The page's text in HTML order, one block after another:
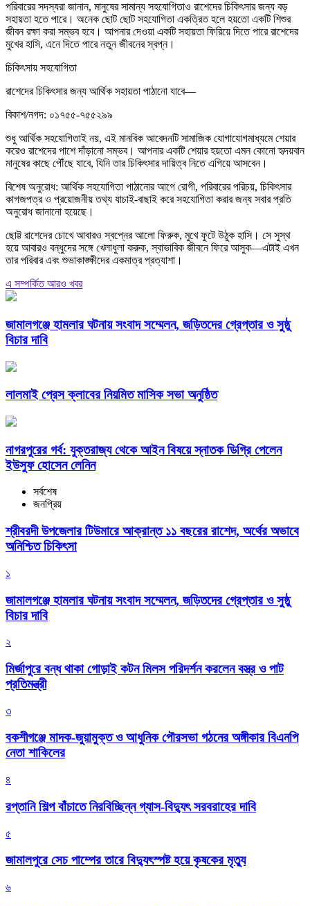
পরিবারের সদস্যরা জানান, মানুষের সামান্য সহযোগিতাও রাশেদের চিকিৎসার জন্য বড়
সহায়তা হতে পারে। অনেক ছোট ছোট সহযোগিতা একত্রিত হলে হয়তো একটি শিশুর
জীবন রক্ষা করা সম্ভব হবে। আপনার দেওয়া একটি সহায়তা ফিরিয়ে দিতে পারে রাশেদের
মুখের হাসি, এনে দিতে পারে নতুন জীবনের স্বপ্ন।
চিকিৎসায় সহযোগিতা
রাশেদের চিকিৎসার জন্য আর্থিক সহায়তা পাঠানো যাবে—
বিকাশ/নগদ: ০১৭৫৫-৭৫৫২৯৯
শুধু আর্থিক সহযোগিতাই নয়, এই মানবিক আবেদনটি সামাজিক যোগাযোগমাধ্যমে শেয়ার
করেও রাশেদের পাশে দাঁড়ানো সম্ভব। আপনার একটি শেয়ার হয়তো এমন কোনো হৃদয়বান
মানুষের কাছে পৌঁছে যাবে, যিনি তার চিকিৎসার দায়িত্ব নিতে এগিয়ে আসবেন।
বিশেষ অনুরোধ: আর্থিক সহযোগিতা পাঠানোর আগে রোগী, পরিবারের পরিচয়, চিকিৎসার
কাগজপত্র ও প্রয়োজনীয় তথ্য যাচাই-বাছাই করে সহযোগিতা করার জন্য সবার প্রতি
অনুরোধ জানানো হয়েছে।
ছোট্ট রাশেদের চোখে আবারও স্বপ্নের আলো ফিরুক, মুখে ফুটে উঠুক হাসি। সে সুস্থ
হয়ে আবারও বন্ধুদের সঙ্গে খেলাধুলা করুক, স্বাভাবিক জীবনে ফিরে আসুক—এটাই এখন
তার পরিবার এবং শুভাকাঙ্ক্ষীদের একমাত্র প্রত্যাশা।
এ সম্পর্কিত আরও খবর
জামালগঞ্জে হামলার ঘটনায় সংবাদ সম্মেলন, জড়িতদের গ্রেপ্তার ও সুষ্ঠু
বিচার দাবি
লালমাই প্রেস ক্লাবের নিয়মিত মাসিক সভা অনুষ্ঠিত
নাগরপুরের গর্ব: যুক্তরাজ্য থেকে আইন বিষয়ে স্নাতক ডিগ্রি পেলেন
ইউসুফ হোসেন লেনিন
সর্বশেষ
জনপ্রিয়
শ্রীবরদী উপজেলার টিউমারে আক্রান্ত ১১ বছরের রাশেদ, অর্থের অভাবে
অনিশ্চিত চিকিৎসা
১
জামালগঞ্জে হামলার ঘটনায় সংবাদ সম্মেলন, জড়িতদের গ্রেপ্তার ও সুষ্ঠু
বিচার দাবি
২
মির্জাপুরে বন্ধ থাকা গোড়াই কটন মিলস পরিদর্শন করলেন বস্ত্র ও পাট
প্রতিমন্ত্রী
৩
বকশীগঞ্জে মাদক-জুয়ামুক্ত ও আধুনিক পৌরসভা গঠনের অঙ্গীকার বিএনপি
নেতা শাকিলের
৪
রপ্তানি শিল্প বাঁচাতে নিরবিচ্ছিন্ন গ্যাস-বিদ্যুৎ সরবরাহের দাবি
৫
জামালপুরে সেচ পাম্পের তারে বিদ্যুৎস্পষ্ট হয়ে কৃষকের মৃত্যু
৬